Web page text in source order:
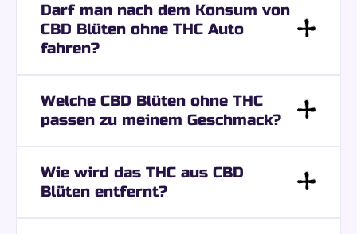
Darf man nach dem Konsum von
CBD Blüten ohne THC Auto
fahren?
Welche CBD Blüten ohne THC
passen zu meinem Geschmack?
Wie wird das THC aus CBD
Blüten entfernt?